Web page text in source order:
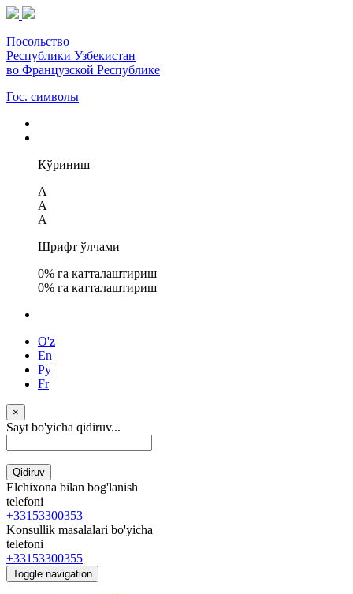
Посольство
Республики Узбекистан
во Французской Республике
Гос. символы
Кўриниш
A
A
A
Шрифт ўлчами
0% га катталаштириш
0% га катталаштириш
O'z
En
Ру
Fr
×
Sayt bo'yicha qidiruv...
Qidiruv
Elchixona bilan bog'lanish
telefoni
+33153300353
Konsullik masalalari bo'yicha
telefoni
+33153300355
Toggle navigation